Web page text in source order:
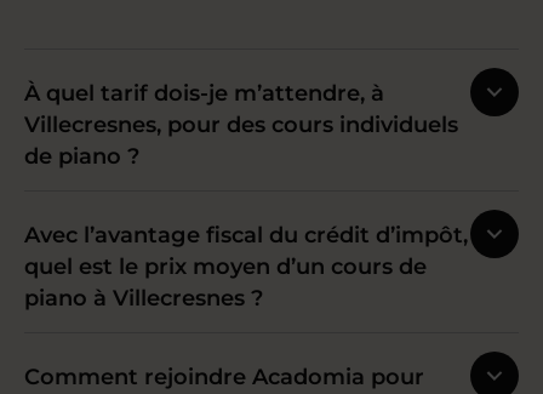
À quel tarif dois-je m’attendre, à
Villecresnes, pour des cours individuels
de piano ?
Avec l’avantage fiscal du crédit d’impôt,
quel est le prix moyen d’un cours de
piano à Villecresnes ?
Comment rejoindre Acadomia pour